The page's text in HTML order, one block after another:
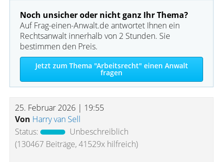
Noch unsicher oder nicht ganz Ihr Thema?
Auf Frag-einen-Anwalt.de antwortet Ihnen ein
Rechtsanwalt innerhalb von 2 Stunden. Sie
bestimmen den Preis.
Jetzt zum Thema "Arbeitsrecht" einen Anwalt
fragen
25. Februar 2026 | 19:55
Von Harry van Sell
Status:
Unbeschreiblich
(130467 Beiträge, 41529x hilfreich)